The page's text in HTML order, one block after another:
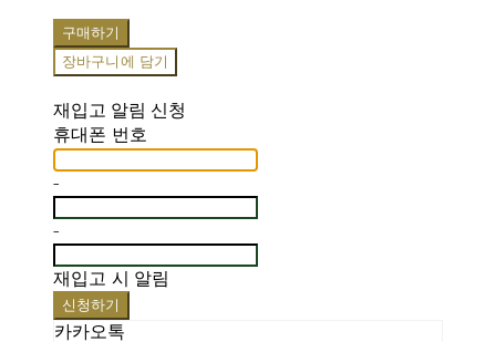
구매하기
장바구니에 담기
재입고 알림 신청
휴대폰 번호
-
-
재입고 시 알림
신청하기
카카오톡